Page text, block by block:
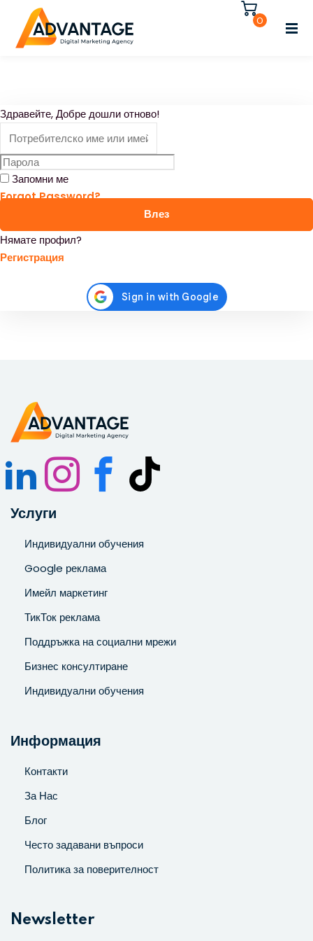
0
Здравейте, Добре дошли отново!
Запомни ме
Forgot Password?
Влез
Нямате профил?
Регистрация
Услуги
Индивидуални обучения
Google реклама
Имейл маркетинг
ТикТок реклама
Поддръжка на социални мрежи
Бизнес консултиране
Индивидуални обучения
Информация
Контакти
За Нас
Блог
Често задавани въпроси
Политика за поверителност
Newsletter
Регистрирайте се
Вече имате акаунт?